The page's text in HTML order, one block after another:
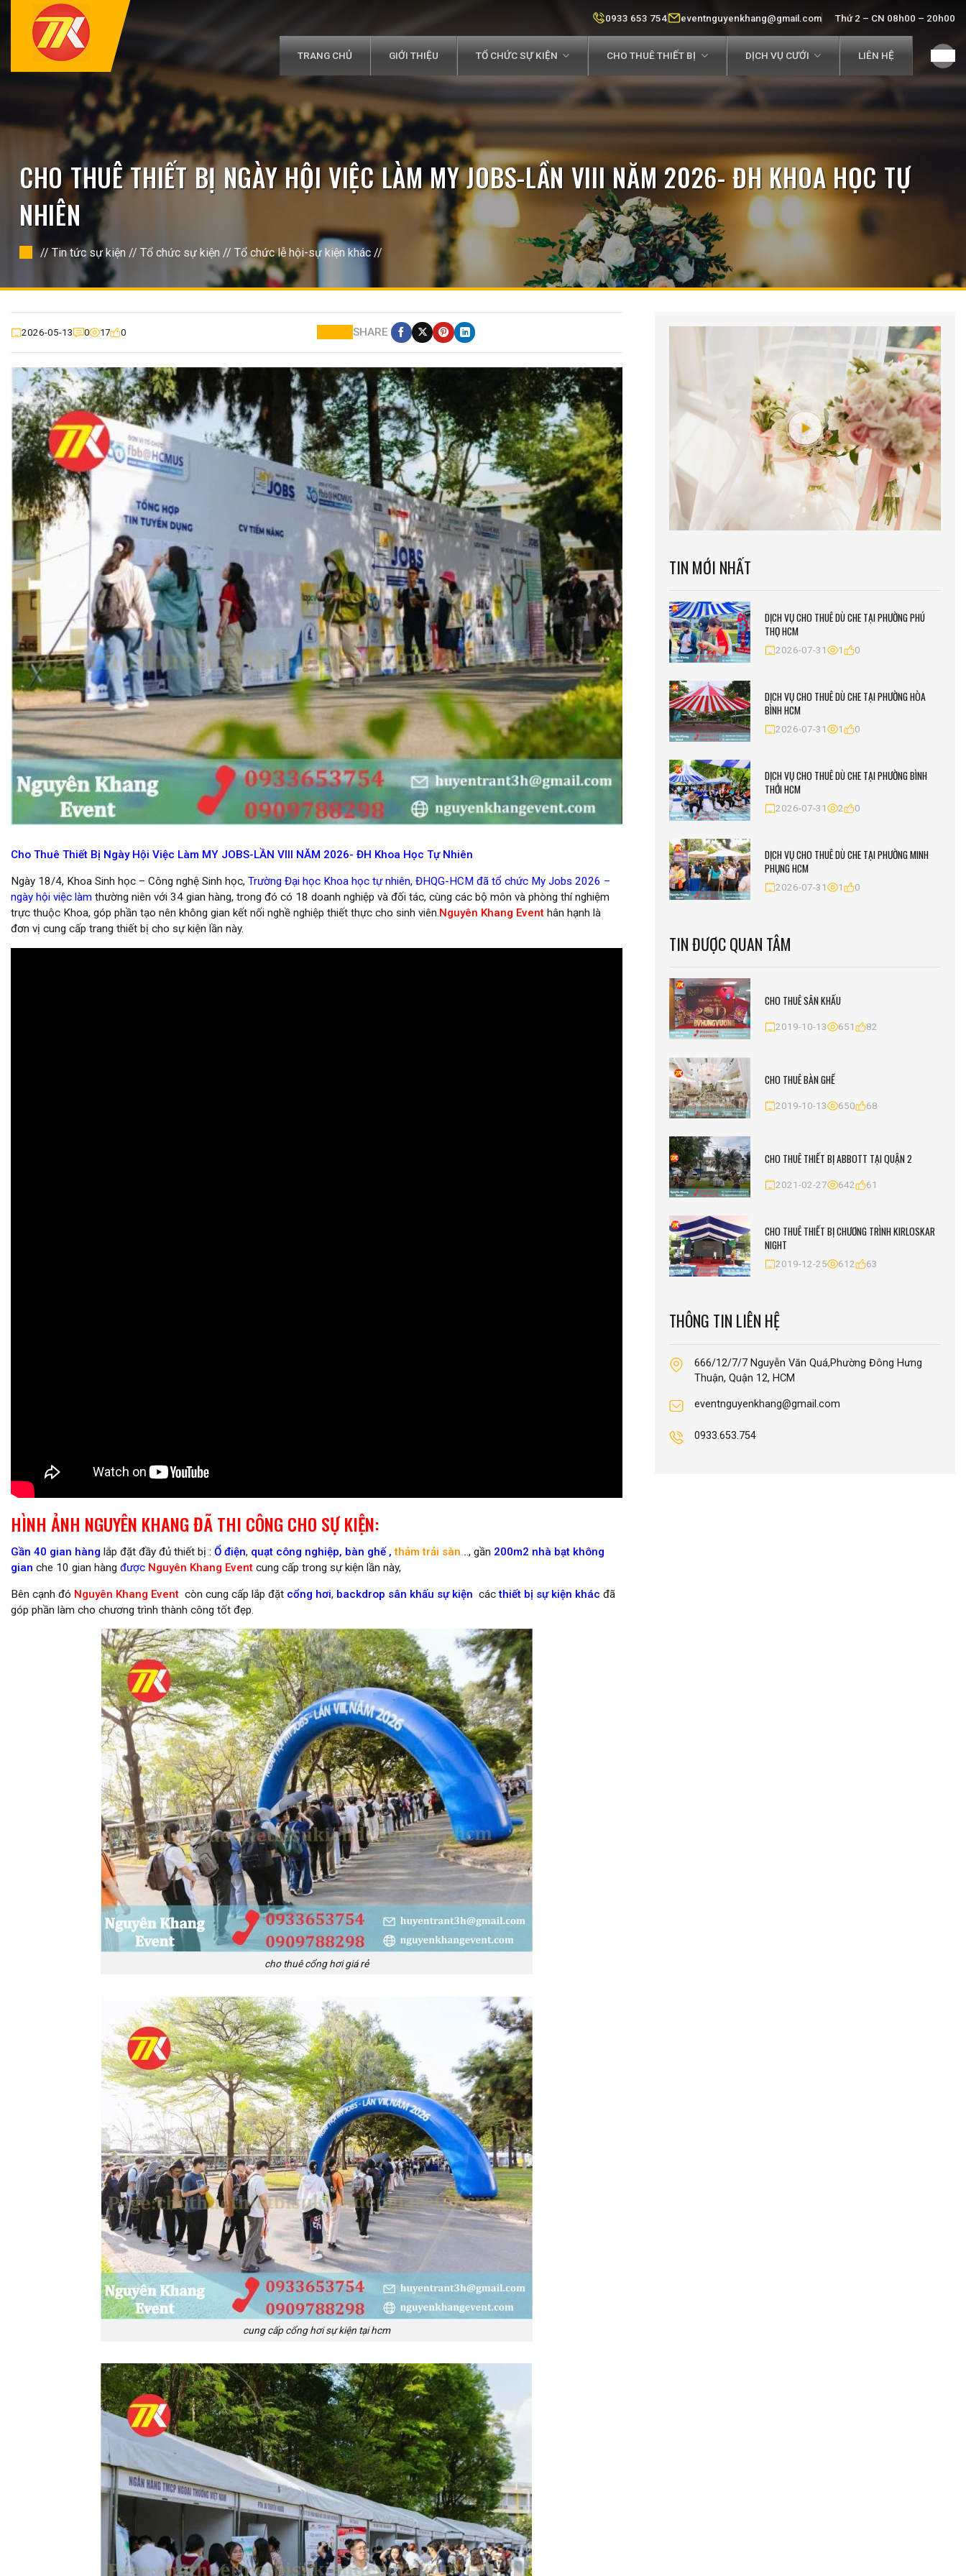
0933 653 754 eventnguyenkhang@gmail.com Thứ 2 – CN 08h00 – 20h00
TRANG CHỦ GIỚI THIỆU TỔ CHỨC SỰ KIỆN CHO THUÊ THIẾT BỊ DỊCH VỤ CƯỚI LIÊN HỆ
CHO THUÊ THIẾT BỊ NGÀY HỘI VIỆC LÀM MY JOBS-LẦN VIII NĂM 2026- ĐH KHOA HỌC TỰ
NHIÊN
//Tin tức sự kiện // Tổ chức sự kiện // Tổ chức lễ hội-sự kiện khác //
2026-05-13 0 17 0 SHARE
Cho Thuê Thiết Bị Ngày Hội Việc Làm MY JOBS-LẦN VIII NĂM 2026- ĐH Khoa Học Tự Nhiên
Ngày 18/4, Khoa Sinh học – Công nghệ Sinh học, Trường Đại học Khoa học tự nhiên, ĐHQG-HCM đã tổ chức My Jobs 2026 –
ngày hội việc làm thường niên với 34 gian hàng, trong đó có 18 doanh nghiệp và đối tác, cùng các bộ môn và phòng thí nghiệm
trực thuộc Khoa, góp phần tạo nên không gian kết nối nghề nghiệp thiết thực cho sinh viên.Nguyên Khang Event hân hạnh là
đơn vị cung cấp trang thiết bị cho sự kiện lần này.
HÌNH ẢNH NGUYÊN KHANG ĐÃ THI CÔNG CHO SỰ KIỆN:
Gần 40 gian hàng lắp đặt đầy đủ thiết bị : Ổ điện, quạt công nghiệp, bàn ghế,thảm trải sàn..., gần 200m2 nhà bạt không
gian che 10 gian hàng được Nguyên Khang Event cung cấp trong sự kiện lần này,
Bên cạnh đó Nguyên Khang Event còn cung cấp lắp đặt cổng hơi, backdrop sân khấu sự kiện cácthiết bị sự kiện khác đã
góp phần làm cho chương trình thành công tốt đẹp.
cho thuê cổng hơi giá rẻ
cung cấp cổng hơi sự kiện tại hcm
TIN MỚI NHẤT
DỊCH VỤ CHO THUÊ DÙ CHE TẠI PHƯỜNG PHÚ
THỌ HCM
2026-07-31 1 0
DỊCH VỤ CHO THUÊ DÙ CHE TẠI PHƯỜNG HÒA
BÌNH HCM
2026-07-31 1 0
DỊCH VỤ CHO THUÊ DÙ CHE TẠI PHƯỜNG BÌNH
THỚI HCM
2026-07-31 2 0
DỊCH VỤ CHO THUÊ DÙ CHE TẠI PHƯỜNG MINH
PHỤNG HCM
2026-07-31 1 0
TIN ĐƯỢC QUAN TÂM
CHO THUÊ SÂN KHẤU
2019-10-13 651 82
CHO THUÊ BÀN GHẾ
2019-10-13 650 68
CHO THUÊ THIẾT BỊ ABBOTT TẠI QUẬN 2
2021-02-27 642 61
CHO THUÊ THIẾT BỊ CHƯƠNG TRÌNH KIRLOSKAR
NIGHT
2019-12-25 612 63
THÔNG TIN LIÊN HỆ
666/12/7/7 Nguyễn Văn Quá,Phường Đông Hưng
Thuận, Quận 12, HCM
eventnguyenkhang@gmail.com
0933.653.754